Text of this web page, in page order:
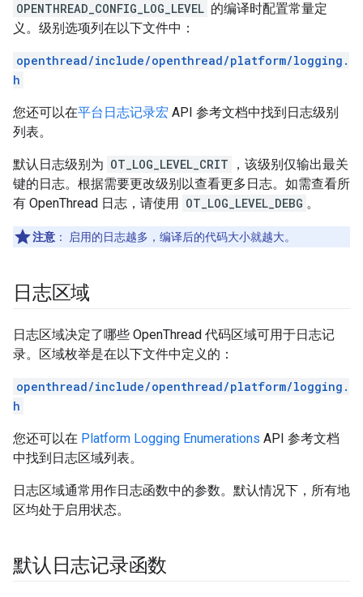
OPENTHREAD_CONFIG_LOG_LEVEL 的编译时配置常量定
义。级别选项列在以下文件中：
openthread/include/openthread/platform/logging.
h
您还可以在平台日志记录宏 API 参考文档中找到日志级别
列表。
默认日志级别为 OT_LOG_LEVEL_CRIT
，该级别仅输出最关
键的日志。根据需要更改级别以查看更多日志。如需查看所
有 OpenThread 日志，请使用 OT_LOG_LEVEL_DEBG 。
注意 ： 启用的日志越多，编译后的代码大小就越大。
日志区域
日志区域决定了哪些 OpenThread 代码区域可用于日志记
录。区域枚举是在以下文件中定义的：
openthread/include/openthread/platform/logging.
h
您还可以在 Platform Logging Enumerations API 参考文档
中找到日志区域列表。
日志区域通常用作日志函数中的参数。默认情况下，所有地
区均处于启用状态。
默认日志记录函数